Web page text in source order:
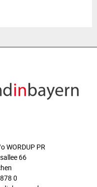
WORDUP PR
66
0